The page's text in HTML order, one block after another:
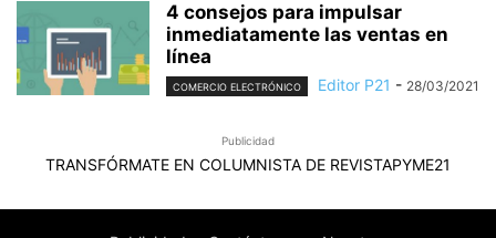
4 consejos para impulsar
inmediatamente las ventas en
línea
COMERCIO ELECTRÓNICO Editor P21 - 28/03/2021
Publicidad
TRANSFÓRMATE EN COLUMNISTA DE REVISTAPYME21